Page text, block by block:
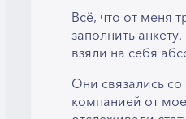
Всё, что от меня
заполнить
взяли на себя
Они связались
компанией от